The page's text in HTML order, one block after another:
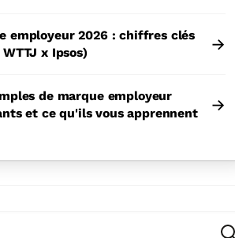
employeur 2026 : chiffres clés
x Ipsos)
→
de marque employeur
et ce qu'ils vous apprennent
→
de recherche automatique.